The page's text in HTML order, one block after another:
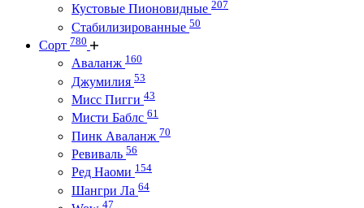
Кустовые Пионовидные 207
Стабилизированные 50
Сорт 780
Аваланж 160
Джумилия 53
Мисс Пигги 43
Мисти Баблс 61
Пинк Аваланж 70
Ревиваль 56
Ред Наоми 154
Шангри Ла 64
47